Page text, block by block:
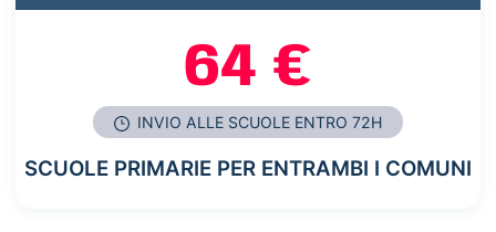
64 €
INVIO ALLE SCUOLE ENTRO 72H
SCUOLE PRIMARIE PER ENTRAMBI I COMUNI